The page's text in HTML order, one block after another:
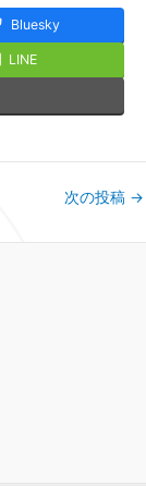
Bluesky
LINE
次の投稿 →